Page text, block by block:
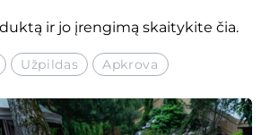
ir jo įrengimą skaitykite čia.
Užpildas Apkrova